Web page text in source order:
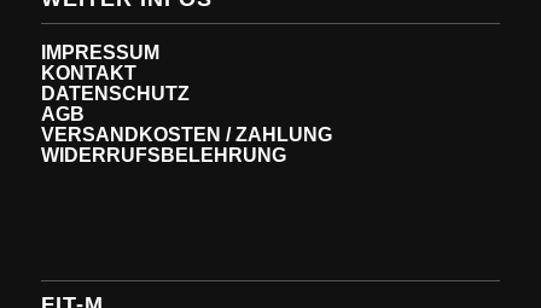
IMPRESSUM
KONTAKT
DATENSCHUTZ
AGB
VERSANDKOSTEN / ZAHLUNG
WIDERRUFSBELEHRUNG